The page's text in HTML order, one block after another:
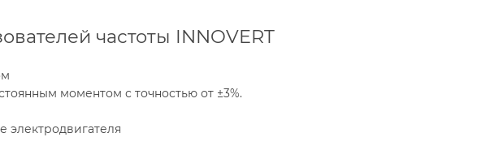
частоты INNOVERT
моментом с точностью от ±3%.